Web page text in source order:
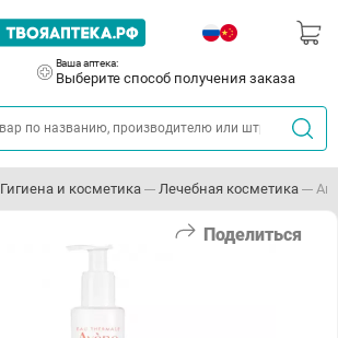
Ваша аптека:
Выберите способ получения заказа
Гигиена и косметика Лечебная косметика
Поделиться